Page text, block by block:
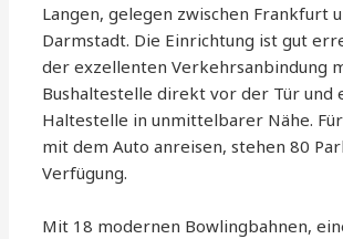
Langen, gelegen zwischen Frankfurt
Darmstadt. Die Einrichtung ist gut
der exzellenten Verkehrsanbindung
Bushaltestelle direkt vor der Tür und
Haltestelle in unmittelbarer Nähe.
mit dem Auto anreisen, stehen 80
Verfügung.
Mit 18 modernen Bowlingbahnen,